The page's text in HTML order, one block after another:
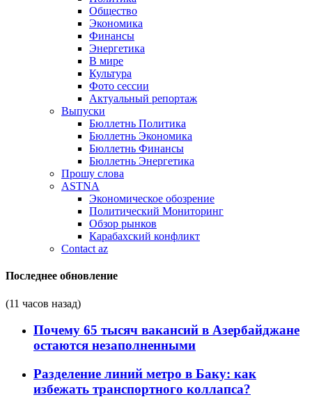
Общество
Экономика
Финансы
Энергетика
В мире
Культура
Фото сессии
Актуальный репортаж
Выпуски
Бюллетнь Политика
Бюллетнь Экономика
Бюллетнь Финансы
Бюллетнь Энергетика
Прошу слова
ASTNA
Экономическое обозрение
Политический Мониторинг
Обзор рынков
Карабахский конфликт
Contact az
Последнее обновление
(11 часов назад)
Почему 65 тысяч вакансий в Азербайджане
остаются незаполненными
Разделение линий метро в Баку: как
избежать транспортного коллапса?